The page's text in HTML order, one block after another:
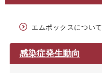
文
エムポックスについて
感染症発生動向